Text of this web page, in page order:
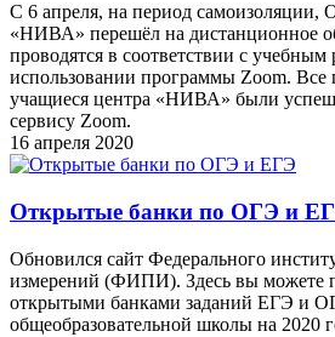
C 6 апреля, на период самоизоляции,
«НИВА» перешёл на дистанционное
проводятся в соответствии с
использовании программы Zoom. Все
учащиеся центра «НИВА» были
сервису Zoom.
16 апреля 2020
Открытые банки по ОГЭ и
Обновился сайт Федерального
измерений (ФИПИ). Здесь вы можете
открытыми банками заданий ЕГЭ и
общеобразовательной школы на 2020